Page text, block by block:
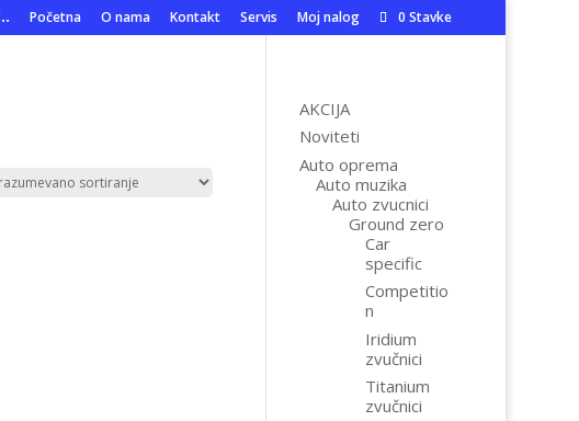
Početna O nama Kontakt Servis Moj nalog 0 Stavke
AKCIJA
Noviteti
Auto oprema
Auto muzika
Auto zvucnici
Ground zero
Car
specific
Competitio
n
Iridium
zvučnici
Titanium
zvučnici